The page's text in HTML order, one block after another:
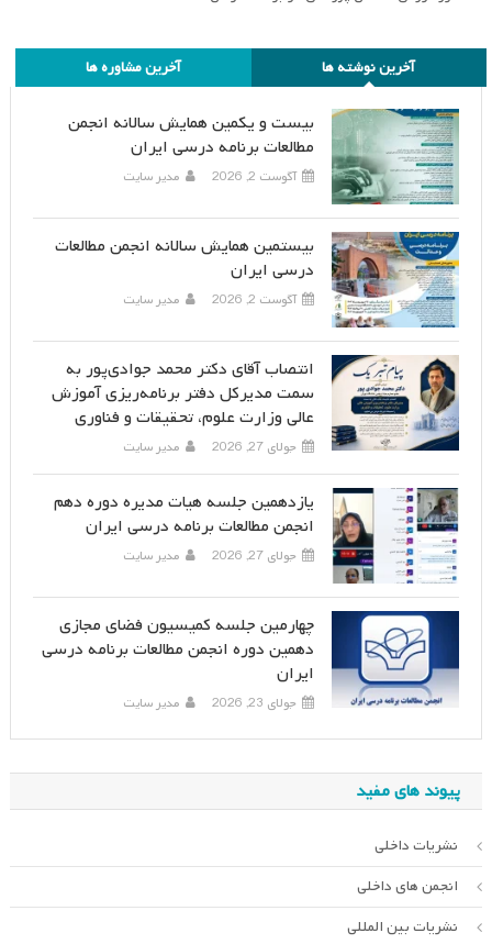
آخرین نوشته ها آخرین مشاوره ها
بیست و یکمین همایش سالانه انجمن
مطالعات برنامه درسی ایران
آگوست 2, 2026 مدیر سایت
بیستمین همایش سالانه انجمن مطالعات
درسی ایران
آگوست 2, 2026 مدیر سایت
انتصاب آقای دکتر محمد جوادی‌پور به
سمت مدیرکل دفتر برنامه‌ریزی آموزش
عالی وزارت علوم، تحقیقات و فناوری
جولای 27, 2026 مدیر سایت
یازدهمین جلسه هیات مدیره دوره دهم
انجمن مطالعات برنامه درسی ایران
جولای 27, 2026 مدیر سایت
چهارمین جلسه کمیسیون فضای مجازی
دهمین دوره انجمن مطالعات برنامه درسی
ایران
جولای 23, 2026 مدیر سایت
پیوند های مفید
نشریات داخلی
انجمن های داخلی
نشریات بین المللی